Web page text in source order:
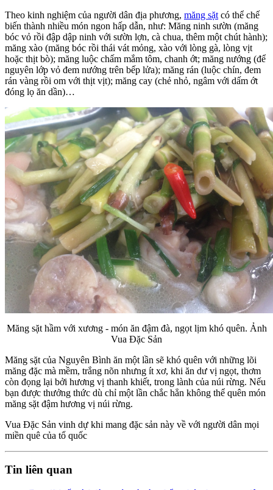
Theo kinh nghiệm của người dân địa phương, măng sặt có thể chế
biến thành nhiều món ngon hấp dẫn, như: Măng ninh sườn (măng
bóc vỏ rồi đập dập ninh với sườn lợn, cà chua, thêm một chút hành);
măng xào (măng bóc rồi thái vát mỏng, xào với lòng gà, lòng vịt
hoặc thịt bò); măng luộc chấm mắm tôm, chanh ớt; măng nướng (để
nguyên lớp vỏ đem nướng trên bếp lửa); măng rán (luộc chín, đem
rán vàng rồi om với thịt vịt); măng cay (chẻ nhỏ, ngâm với dấm ớt
đóng lọ ăn dần)…
Măng sặt hầm với xương - món ăn đậm đà, ngọt lịm khó quên. Ảnh
Vua Đặc Sản
Măng sặt của Nguyên Bình ăn một lần sẽ khó quên với những lõi
măng đặc mà mềm, trắng nõn nhưng ít xơ, khi ăn dư vị ngọt, thơm
còn đọng lại bởi hương vị thanh khiết, trong lành của núi rừng. Nếu
bạn được thưởng thức dù chỉ một lần chắc hẳn không thể quên món
măng sặt đậm hương vị núi rừng.
Vua Đặc Sản vinh dự khi mang đặc sản này về với người dân mọi
miền quê của tổ quốc
Tin liên quan